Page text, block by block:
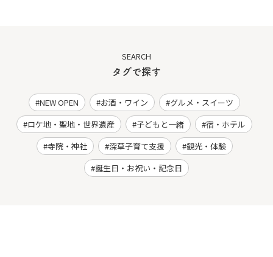
SEARCH
タグで探す
NEW OPEN お酒・ワイン
グルメ・スイーツ
ロケ地・聖地・世界遺産
子どもと一緒
宿・ホテル
寺院・神社
深草子育て支援
観光・体験
誕生日・お祝い・記念日